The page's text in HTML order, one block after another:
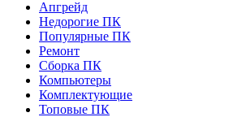
Апгрейд
Недорогие ПК
Популярные ПК
Ремонт
Сборка ПК
Компьютеры
Комплектующие
Топовые ПК